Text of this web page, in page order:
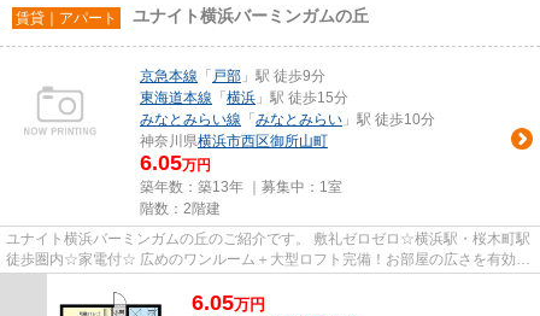
賃貸｜アパート ユナイト横浜バーミンガムの丘
京急本線 「 戸部 」駅 徒歩9分
東海道本線 「 横浜 」駅 徒歩15分
みなとみらい線 「 みなとみらい 」駅 徒歩10分
神奈川県横浜市西区御所山町
6.05万円
築年数：築13年 ｜募集中： 1室
階数：2階建
ユナイト横浜バーミンガムの丘のご紹介です。 敷礼ゼロゼロ☆横浜駅・桜木町駅
徒歩圏内☆家電付☆ 広めのワンルーム＋大型ロフト完備！お部屋の広さを有効活
6.05万円